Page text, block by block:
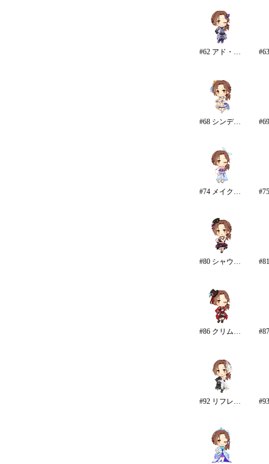
#62 アド・アストラ
#68 シンデレラ・コレクション
#74 メイク・マイ・トレンド
#80 シャウトアウト・ラヴ
#86 クリムゾン・ロッカーズ
#92 リフレイン・ファンタジア/再生